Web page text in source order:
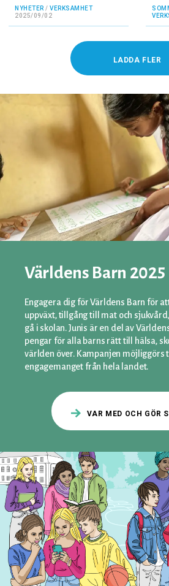
NYHETER / VERKSAMHET
2025/09/02
LADDA FLER
Världens Barn 2025
Engagera dig för Världens Barn för
uppväxt, tillgång till mat och
gå i skolan. Junis är en del av
pengar för alla barns rätt till hälsa,
världen över. Kampanjen möjliggörs
engagemanget från hela landet.
VAR MED OCH GÖR